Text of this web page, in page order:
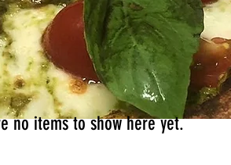
no items to show here yet.